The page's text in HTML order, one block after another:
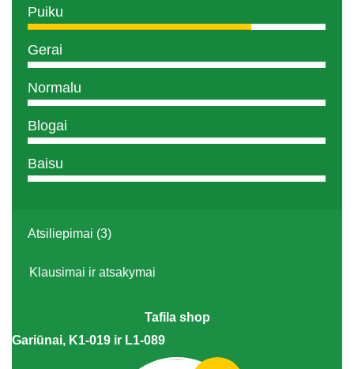
Puiku
Gerai
Normalu
Blogai
Baisu
Atsiliepimai (3)
Klausimai ir atsakymai
Tafila shop
Gariūnai, K1-019 ir L1-089